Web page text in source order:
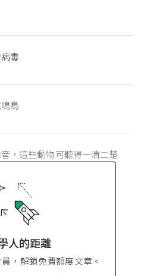
毒
鳥
，這些動物可聽得一清二楚
人的距離
，解鎖免費額度文章。